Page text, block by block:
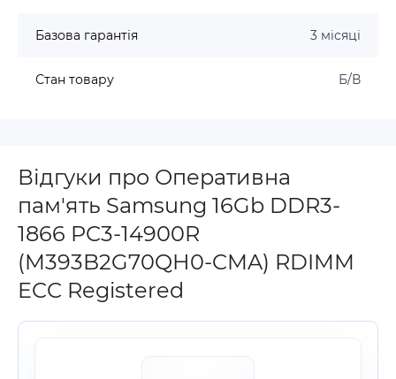
Базова гарантія 3 місяці
Стан товару Б/В
Відгуки про Оперативна
пам'ять Samsung 16Gb DDR3-
1866 PC3-14900R
(M393B2G70QH0-CMA) RDIMM
ECC Registered